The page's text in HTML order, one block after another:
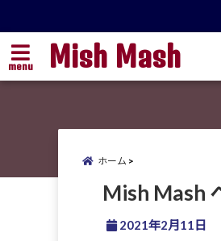
menu Mish Mash
ホーム
Mish Mash
2021年2月11日